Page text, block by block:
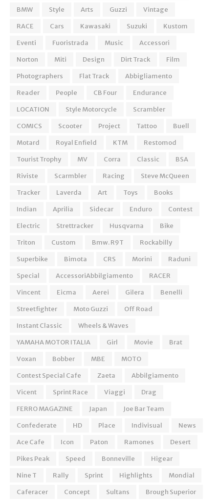
BMW
Style Arts Guzzi
Vintage
RACE
Cars Kawasaki Suzuki
Kustom
Eventi
Fuoristrada Music
Accessori
Norton
Miti Design Dirt Track
Film
Photographers
Flat Track
Abbigliamento
Reader
People CB Four
Endurance
LOCATION
Style Motorcycle
Scrambler
COMICS
Scooter Project Tattoo
Buell
Motard
Royal Enfield KTM
Restomod
Tourist Trophy
MV Corra Classic
BSA
Riviste
Scarmbler Racing
Steve McQueen
Tracker
Laverda Art Toys
Books
Indian
Aprilia Sidecar Enduro
Contest
Electric
Strettracker Husqvarna
Bike
Triton
Custom Bmw. R9T
Rockabilly
Superbike
Bimota CRS Morini
Raduni
Special
AccessoriAbbilgiamento
RACER
Vincent
Eicma Aerei Gilera
Benelli
Streetfighter
Moto Guzzi
Off Road
Instant Classic
Wheels & Waves
YAMAHA MOTOR ITALIA
Girl Movie
Brat
Voxan
Bobber MBE
MOTO
Contest Special Cafe
Zaeta
Abbilgiamento
Vicent
Sprint Race Viaggi
Drag
FERRO MAGAZINE
Japan
Joe Bar Team
Confederate
HD Place Indivisual
News
Ace Cafe
Icon Paton Ramones
Desert
Pikes Peak
Speed Bonneville
Higear
Nine T
Rally Sprint Highlights
Mondial
Caferacer
Concept Sultans
Brough Superior